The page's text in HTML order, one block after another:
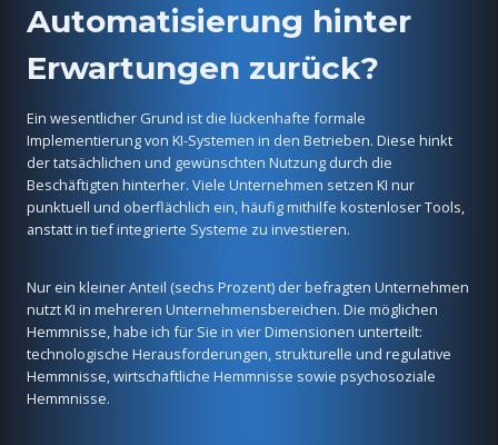
Automatisierung hinter
Erwartungen zurück?
Ein wesentlicher Grund ist die lückenhafte formale
Implementierung von KI-Systemen in den Betrieben. Diese hinkt
der tatsächlichen und gewünschten Nutzung durch die
Beschäftigten hinterher. Viele Unternehmen setzen KI nur
punktuell und oberflächlich ein, häufig mithilfe kostenloser Tools,
anstatt in tief integrierte Systeme zu investieren.
Nur ein kleiner Anteil (sechs Prozent) der befragten Unternehmen
nutzt KI in mehreren Unternehmensbereichen. Die möglichen
Hemmnisse, habe ich für Sie in vier Dimensionen unterteilt:
technologische Herausforderungen, strukturelle und regulative
Hemmnisse, wirtschaftliche Hemmnisse sowie psychosoziale
Hemmnisse.